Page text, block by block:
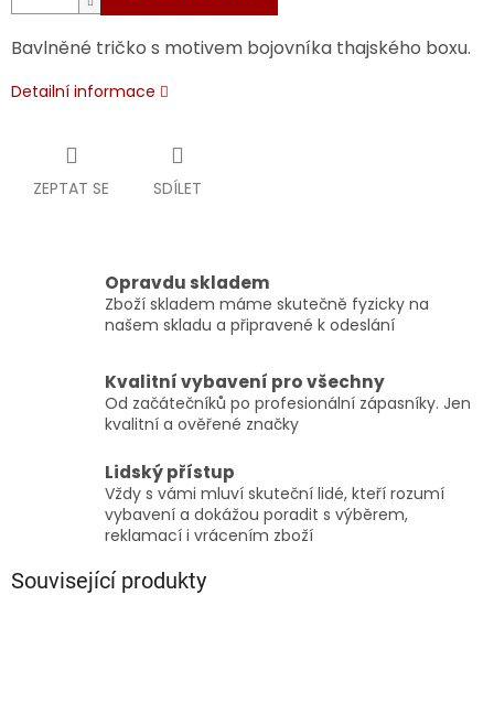
Bavlněné tričko s motivem bojovníka thajského boxu.
Detailní informace
ZEPTAT SE SDÍLET
Opravdu skladem
Zboží skladem máme skutečně fyzicky na
našem skladu a připravené k odeslání
Kvalitní vybavení pro všechny
Od začátečníků po profesionální zápasníky. Jen
kvalitní a ověřené značky
Lidský přístup
Vždy s vámi mluví skuteční lidé, kteří rozumí
vybavení a dokážou poradit s výběrem,
reklamací i vrácením zboží
Související produkty